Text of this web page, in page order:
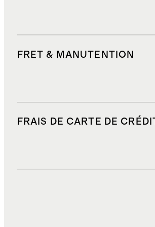
FRET & MANUTENTION
FRAIS DE CARTE DE CRÉDIT